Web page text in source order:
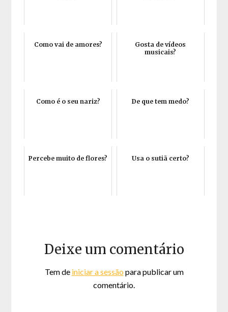
Como vai de amores?
Gosta de vídeos
musicais?
Como é o seu nariz? De que tem medo?
Percebe muito de flores? Usa o sutiã certo?
Deixe um comentário
Tem de iniciar a sessão para publicar um
comentário.